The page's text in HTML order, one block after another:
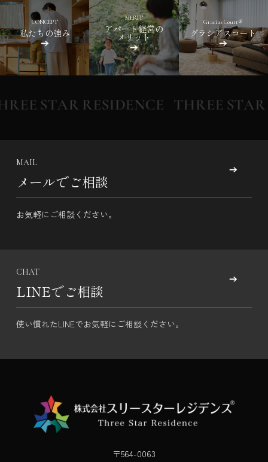
CONCEPT
私たちの強み
MERIT
アパート経営の
メリット
Gracias Court®
グラシアスコート
MAIL
メールでご相談
お気軽にご相談ください。
CHAT
LINEでご相談
使い慣れたLINEでお気軽にご相談ください。
〒564-0063